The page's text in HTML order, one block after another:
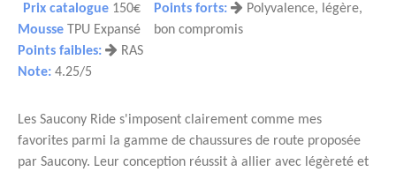
Prix catalogue 150€
Mousse TPU Expansé
Points forts:
Polyvalence, légère,
bon compromis
Points faibles:
RAS
Note: 4.25/5
Les Saucony Ride s'imposent clairement comme mes
favorites parmi la gamme de chaussures de route proposée
par Saucony. Leur conception réussit à allier avec légèreté et